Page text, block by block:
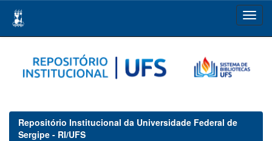
navigation
Repositório Institucional da Universidade Federal de
Sergipe - RI/UFS